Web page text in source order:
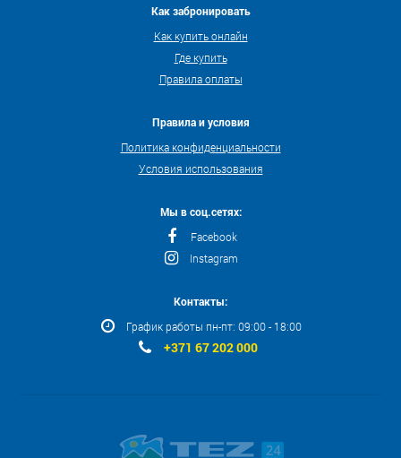
Как забронировать
Как купить онлайн
Где купить
Правила оплаты
Правила и условия
Политика конфиденциальности
Условия использования
Мы в соц.сетях:
Facebook
Instagram
Контакты:
График работы пн-пт: 09:00 - 18:00
+371 67 202 000